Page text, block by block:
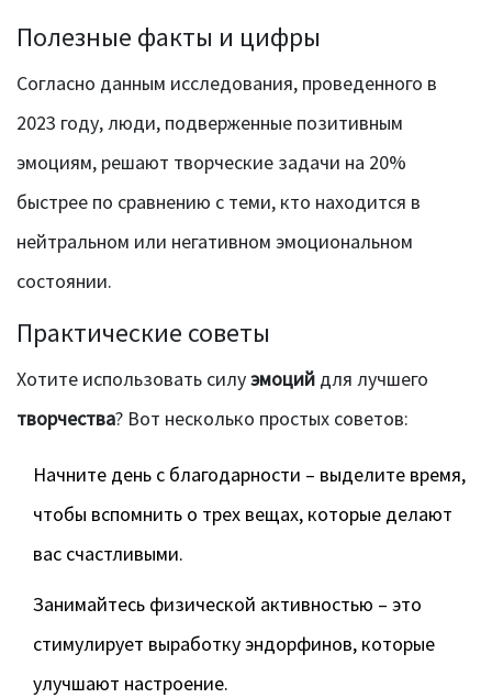
Полезные факты и цифры
Согласно данным исследования, проведенного в
2023 году, люди, подверженные позитивным
эмоциям, решают творческие задачи на 20%
быстрее по сравнению с теми, кто находится в
нейтральном или негативном эмоциональном
состоянии.
Практические советы
Хотите использовать силуэмоций для лучшего
творчества? Вот несколько простых советов:
Начните день с благодарности – выделите время,
чтобы вспомнить о трех вещах, которые делают
вас счастливыми.
Занимайтесь физической активностью – это
стимулирует выработку эндорфинов, которые
улучшают настроение.